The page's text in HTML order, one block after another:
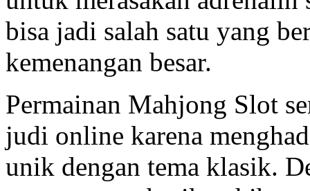
bisa jadi salah satu yang
kemenangan besar.
Permainan Mahjong Slot
judi online karena
unik dengan tema klasik.